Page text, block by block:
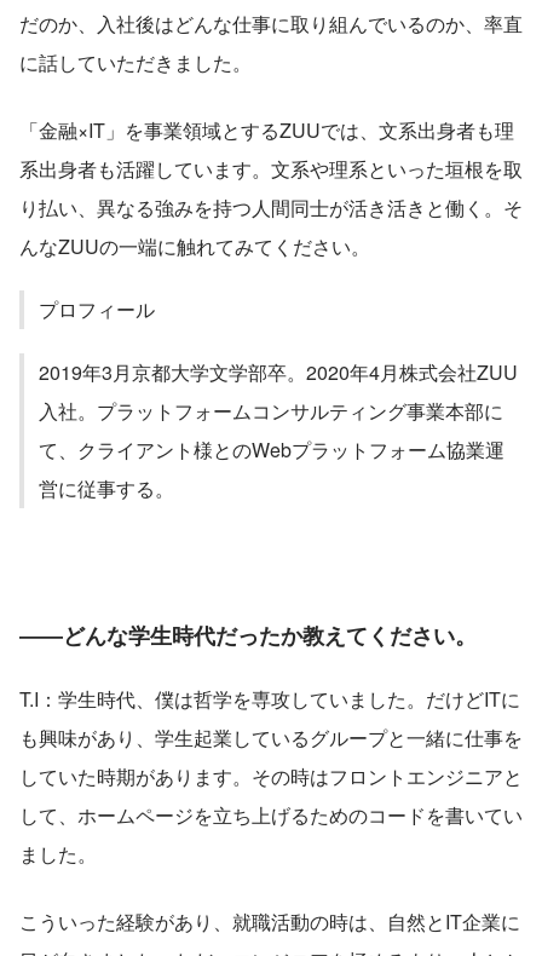
だのか、入社後はどんな仕事に取り組んでいるのか、率直
に話していただきました。
「金融×IT」を事業領域とするZUUでは、文系出身者も理
系出身者も活躍しています。文系や理系といった垣根を取
り払い、異なる強みを持つ人間同士が活き活きと働く。そ
んなZUUの一端に触れてみてください。
プロフィール
2019年3月京都大学文学部卒。2020年4月株式会社ZUU
入社。プラットフォームコンサルティング事業本部に
て、クライアント様とのWebプラットフォーム協業運
営に従事する。
――どんな学生時代だったか教えてください。
T.I：学生時代、僕は哲学を専攻していました。だけどITに
も興味があり、学生起業しているグループと一緒に仕事を
していた時期があります。その時はフロントエンジニアと
して、ホームページを立ち上げるためのコードを書いてい
ました。
こういった経験があり、就職活動の時は、自然とIT企業に